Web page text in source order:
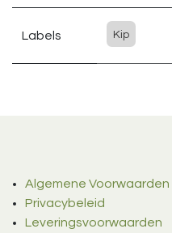
Labels Kip
Algemene Voorwaarden
Privacybeleid
Leveringsvoorwaarden